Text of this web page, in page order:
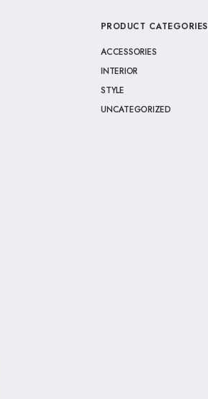
PRODUCT CATEGORIES
ACCESSORIES
INTERIOR
STYLE
UNCATEGORIZED